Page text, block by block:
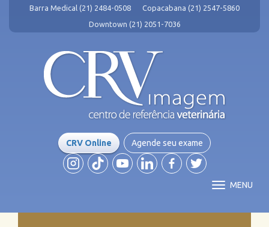
Barra Medical (21) 2484-0508
Copacabana (21) 2547-5860
Downtown (21) 2051-7036
CRV Online Agende seu exame
MENU